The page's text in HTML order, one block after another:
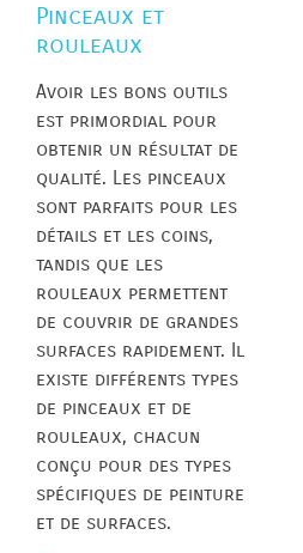
Pinceaux et
rouleaux
Avoir les bons outils
est primordial pour
obtenir un résultat de
qualité. Les pinceaux
sont parfaits pour les
détails et les coins,
tandis que les
rouleaux permettent
de couvrir de grandes
surfaces rapidement. Il
existe différents types
de pinceaux et de
rouleaux, chacun
conçu pour des types
spécifiques de peinture
et de surfaces.